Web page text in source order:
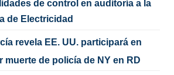
de control en auditoría a la
de Electricidad
revela EE. UU. participará en
muerte de policía de NY en RD